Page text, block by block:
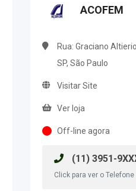
ACOFEM
Rua: Graciano
SP, São Paulo
Visitar Site
Ver loja
Off-line agora
(11) 3951-
Click para ver o Telefone